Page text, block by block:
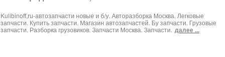
Kulibinoff,ru-автозапчасти новые и б/у. Авторазборка Москва. Легковые
запчасти. Купить запчасти. Магазин автозапчастей. Бу запчасти. Грузовые
запчасти. Разборка грузовиков. Запчасти Москва. Запчасти. далее ...